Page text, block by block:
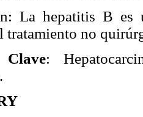
La hepatitis B es
tratamiento no
Clave: